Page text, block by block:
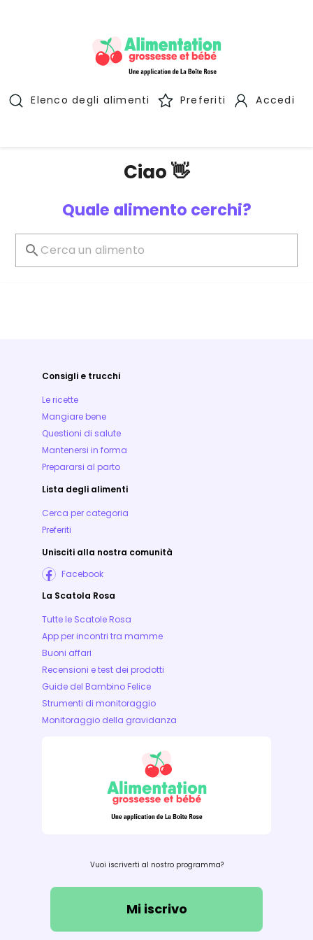
Elenco degli alimenti Preferiti Accedi
Ciao 👋
Quale alimento cerchi?
Consigli e trucchi
Le ricette
Mangiare bene
Questioni di salute
Mantenersi in forma
Prepararsi al parto
Lista degli alimenti
Cerca per categoria
Preferiti
Unisciti alla nostra comunità
Facebook
La Scatola Rosa
Tutte le Scatole Rosa
App per incontri tra mamme
Buoni affari
Recensioni e test dei prodotti
Guide del Bambino Felice
Strumenti di monitoraggio
Monitoraggio della gravidanza
Vuoi iscriverti al nostro programma?
Mi iscrivo